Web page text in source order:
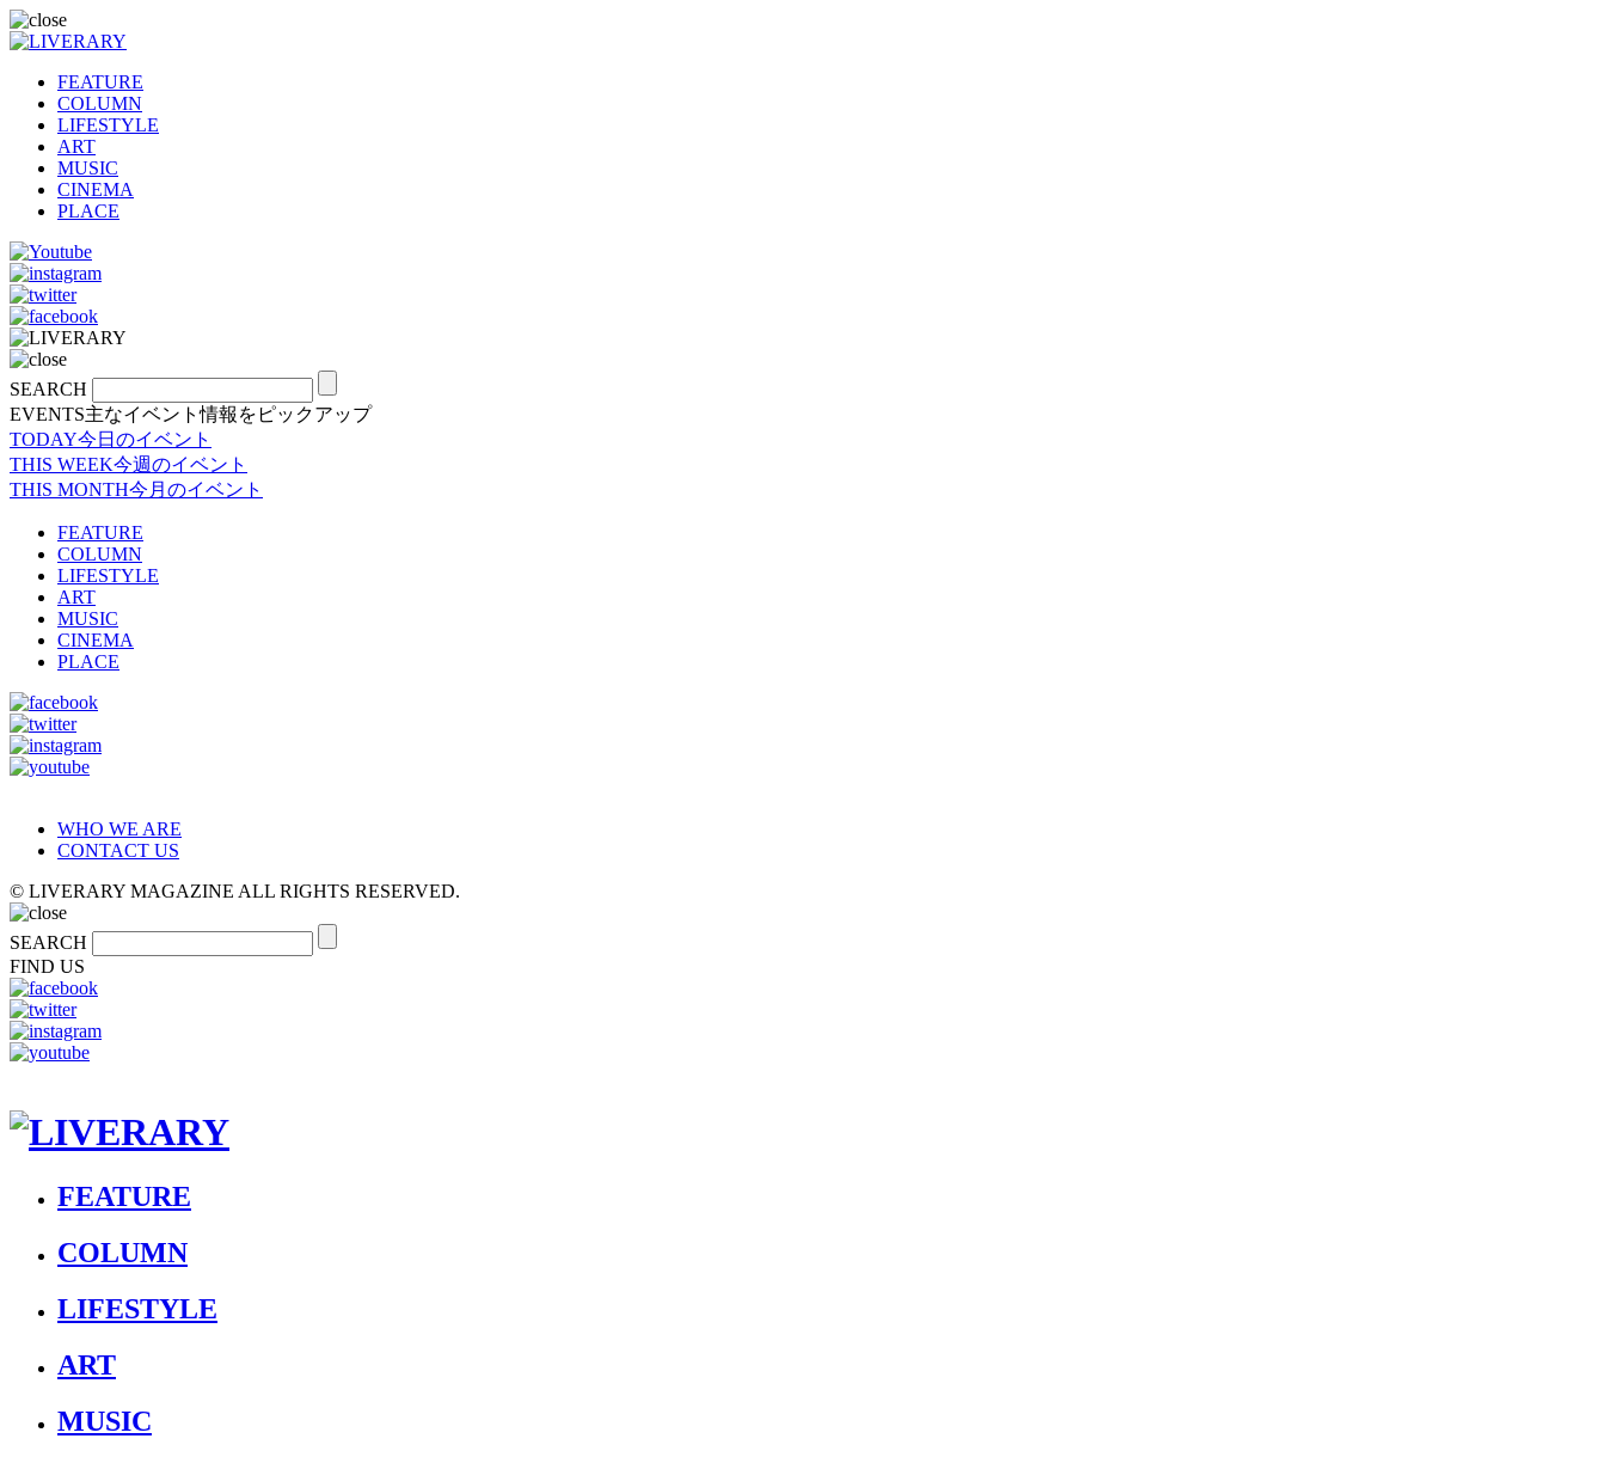
FEATURE
COLUMN
LIFESTYLE
ART
MUSIC
CINEMA
PLACE
SEARCH
EVENTS主なイベント情報をピックアップ
TODAY今日のイベント
THIS WEEK今週のイベント
THIS MONTH今月のイベント
FEATURE
COLUMN
LIFESTYLE
ART
MUSIC
CINEMA
PLACE
WHO WE ARE
CONTACT US
© LIVERARY MAGAZINE ALL RIGHTS RESERVED.
SEARCH
FIND US
FEATURE
COLUMN
LIFESTYLE
ART
MUSIC